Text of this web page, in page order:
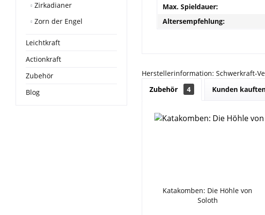
Zirkadianer
Zorn der Engel
Leichtkraft
Actionkraft
Zubehör
Blog
Max. Spieldauer:
Altersempfehlung:
Herstellerinformation: Schwerkraft-
Zubehör
4 Kunden
Katakomben: Die Höhle von
Soloth